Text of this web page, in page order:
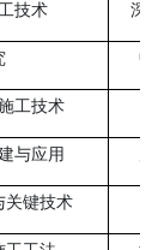
技术 深
中
工技术
与应用
关键技术